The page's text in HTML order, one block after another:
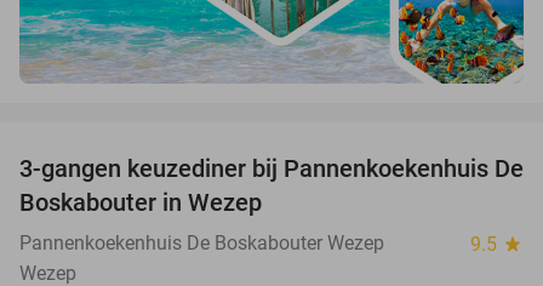
36%
3-gangen keuzediner bij Pannenkoekenhuis De
Boskabouter in Wezep
Pannenkoekenhuis De Boskabouter Wezep 9.5 star
Wezep